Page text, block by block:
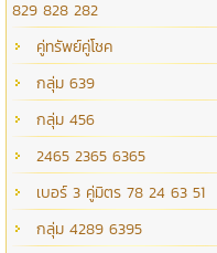
829 828 282
คู่ทรัพย์คู่โชค
กลุ่ม 639
กลุ่ม 456
2465 2365 6365
เบอร์ 3 คู่มิตร 78 24 63 51
กลุ่ม 4289 6395